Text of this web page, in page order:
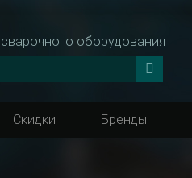
оборудования
Скидки Бренды